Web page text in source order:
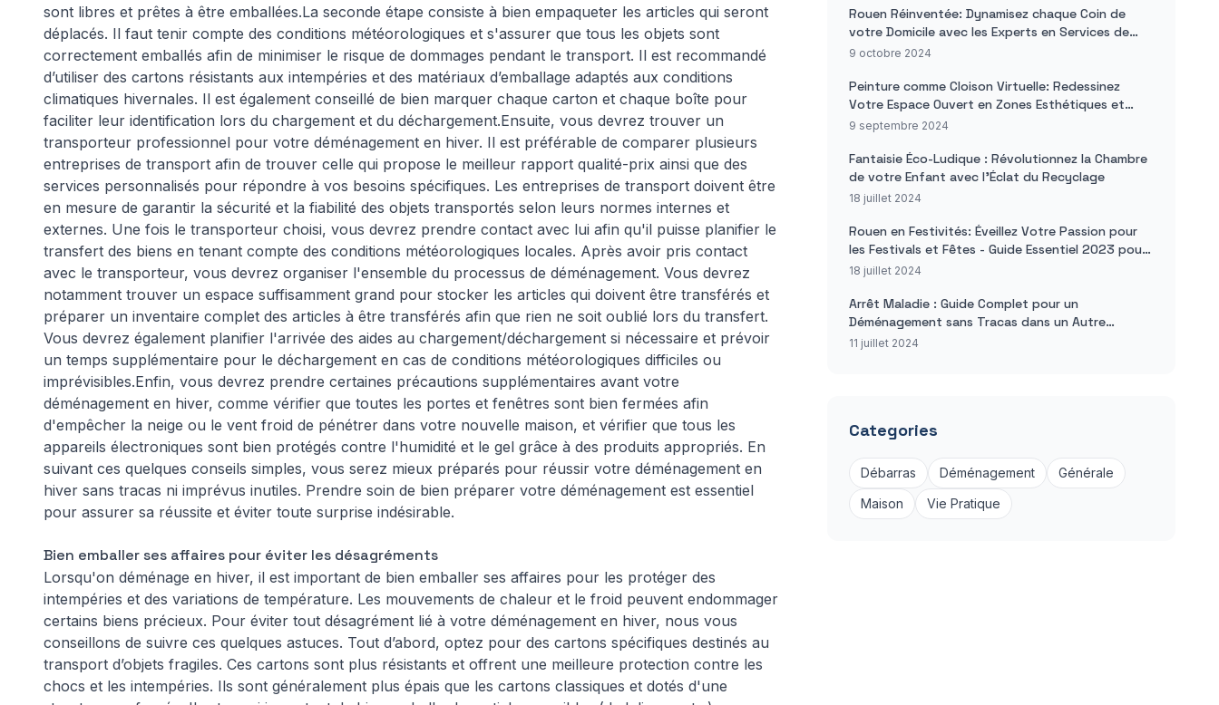
sont libres et prêtes à être emballées.La seconde étape consiste à bien empaqueter les articles qui seront
déplacés. Il faut tenir compte des conditions météorologiques et s'assurer que tous les objets sont
correctement emballés afin de minimiser le risque de dommages pendant le transport. Il est recommandé
d’utiliser des cartons résistants aux intempéries et des matériaux d’emballage adaptés aux conditions
climatiques hivernales. Il est également conseillé de bien marquer chaque carton et chaque boîte pour
faciliter leur identification lors du chargement et du déchargement.Ensuite, vous devrez trouver un
transporteur professionnel pour votre déménagement en hiver. Il est préférable de comparer plusieurs
entreprises de transport afin de trouver celle qui propose le meilleur rapport qualité-prix ainsi que des
services personnalisés pour répondre à vos besoins spécifiques. Les entreprises de transport doivent être
en mesure de garantir la sécurité et la fiabilité des objets transportés selon leurs normes internes et
externes. Une fois le transporteur choisi, vous devrez prendre contact avec lui afin qu'il puisse planifier le
transfert des biens en tenant compte des conditions météorologiques locales. Après avoir pris contact
avec le transporteur, vous devrez organiser l'ensemble du processus de déménagement. Vous devrez
notamment trouver un espace suffisamment grand pour stocker les articles qui doivent être transférés et
préparer un inventaire complet des articles à être transférés afin que rien ne soit oublié lors du transfert.
Vous devrez également planifier l'arrivée des aides au chargement/déchargement si nécessaire et prévoir
un temps supplémentaire pour le déchargement en cas de conditions météorologiques difficiles ou
imprévisibles.Enfin, vous devrez prendre certaines précautions supplémentaires avant votre
déménagement en hiver, comme vérifier que toutes les portes et fenêtres sont bien fermées afin
d'empêcher la neige ou le vent froid de pénétrer dans votre nouvelle maison, et vérifier que tous les
appareils électroniques sont bien protégés contre l'humidité et le gel grâce à des produits appropriés. En
suivant ces quelques conseils simples, vous serez mieux préparés pour réussir votre déménagement en
hiver sans tracas ni imprévus inutiles. Prendre soin de bien préparer votre déménagement est essentiel
pour assurer sa réussite et éviter toute surprise indésirable.
Bien emballer ses affaires pour éviter les désagréments
Lorsqu'on déménage en hiver, il est important de bien emballer ses affaires pour les protéger des
intempéries et des variations de température. Les mouvements de chaleur et le froid peuvent endommager
certains biens précieux. Pour éviter tout désagrément lié à votre déménagement en hiver, nous vous
conseillons de suivre ces quelques astuces. Tout d’abord, optez pour des cartons spécifiques destinés au
transport d’objets fragiles. Ces cartons sont plus résistants et offrent une meilleure protection contre les
chocs et les intempéries. Ils sont généralement plus épais que les cartons classiques et dotés d'une
Rouen Réinventée: Dynamisez chaque Coin de
votre Domicile avec les Experts en Services de
Rénovation Domiciliaire
9 octobre 2024
Peinture comme Cloison Virtuelle: Redessinez
Votre Espace Ouvert en Zones Esthétiques et
Fonctionnelles
9 septembre 2024
Fantaisie Éco-Ludique : Révolutionnez la Chambre
de votre Enfant avec l'Éclat du Recyclage
18 juillet 2024
Rouen en Festivités: Éveillez Votre Passion pour
les Festivals et Fêtes - Guide Essentiel 2023 pour
Vivre des Moments Inoubliables
18 juillet 2024
Arrêt Maladie : Guide Complet pour un
Déménagement sans Tracas dans un Autre
Département
11 juillet 2024
Categories
Débarras Déménagement
Générale
Maison
Vie Pratique